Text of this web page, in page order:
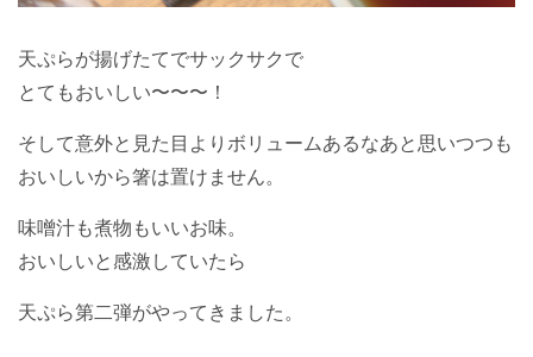
天ぷらが揚げたてでサックサクで
とてもおいしい〜〜〜！
そして意外と見た目よりボリュームあるなあと思いつつも
おいしいから箸は置けません。
味噌汁も煮物もいいお味。
おいしいと感激していたら
天ぷら第二弾がやってきました。